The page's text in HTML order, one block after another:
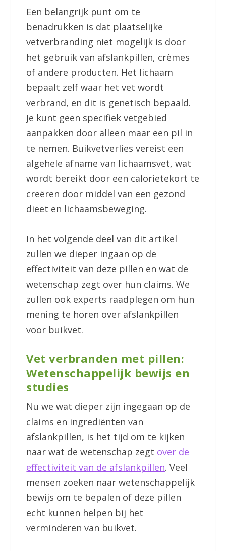
Een belangrijk punt om te
benadrukken is dat plaatselijke
vetverbranding niet mogelijk is door
het gebruik van afslankpillen, crèmes
of andere producten. Het lichaam
bepaalt zelf waar het vet wordt
verbrand, en dit is genetisch bepaald.
Je kunt geen specifiek vetgebied
aanpakken door alleen maar een pil in
te nemen. Buikvetverlies vereist een
algehele afname van lichaamsvet, wat
wordt bereikt door een calorietekort te
creëren door middel van een gezond
dieet en lichaamsbeweging.
In het volgende deel van dit artikel
zullen we dieper ingaan op de
effectiviteit van deze pillen en wat de
wetenschap zegt over hun claims. We
zullen ook experts raadplegen om hun
mening te horen over afslankpillen
voor buikvet.
Vet verbranden met pillen:
Wetenschappelijk bewijs en
studies
Nu we wat dieper zijn ingegaan op de
claims en ingrediënten van
afslankpillen, is het tijd om te kijken
naar wat de wetenschap zegt over de
effectiviteit van de afslankpillen. Veel
mensen zoeken naar wetenschappelijk
bewijs om te bepalen of deze pillen
echt kunnen helpen bij het
verminderen van buikvet.